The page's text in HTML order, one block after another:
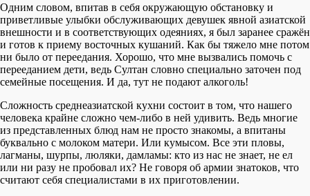
Одним словом, впитав в себя окружающую обстановку и
приветливые улыбки обслуживающих девушек явной азиатской
внешности и в соответствующих одеяниях, я был заранее сражён
и готов к приему восточных кушаний. Как бы тяжело мне потом
ни было от переедания. Хорошо, что мне вызвались помочь с
перееданием дети, ведь Султан словно специально заточен под
семейные посещения. И да, тут не подают алкоголь!
Сложность среднеазиатской кухни состоит в том, что нашего
человека крайне сложно чем-либо в ней удивить. Ведь многие
из представленных блюд нам не просто знакомы, а впитаны
буквально с молоком матери. Или кумысом. Все эти пловы,
лагманы, шурпы, люляки, дамламы: кто из нас не знает, не ел
или ни разу не пробовал их? Не говоря об армии знатоков, что
считают себя специалистами в их приготовлении.